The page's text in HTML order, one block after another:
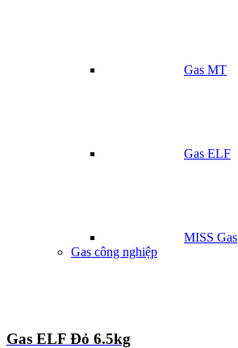
Gas MT
Gas ELF
MISS Gas
Gas công nghiệp
Gas ELF Đỏ 6.5kg